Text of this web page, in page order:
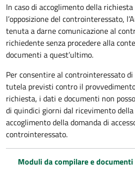
In caso di accoglimento della
l’opposizione del controinteressato,
tenuta a darne comunicazione al
richiedente senza procedere alla
documenti a quest’ultimo.
Per consentire al controinteressato
tutela previsti contro il
richiesta, i dati e documenti non
di quindici giorni dal ricevimento
accoglimento della domanda di
controinteressato.
Moduli da compilare e